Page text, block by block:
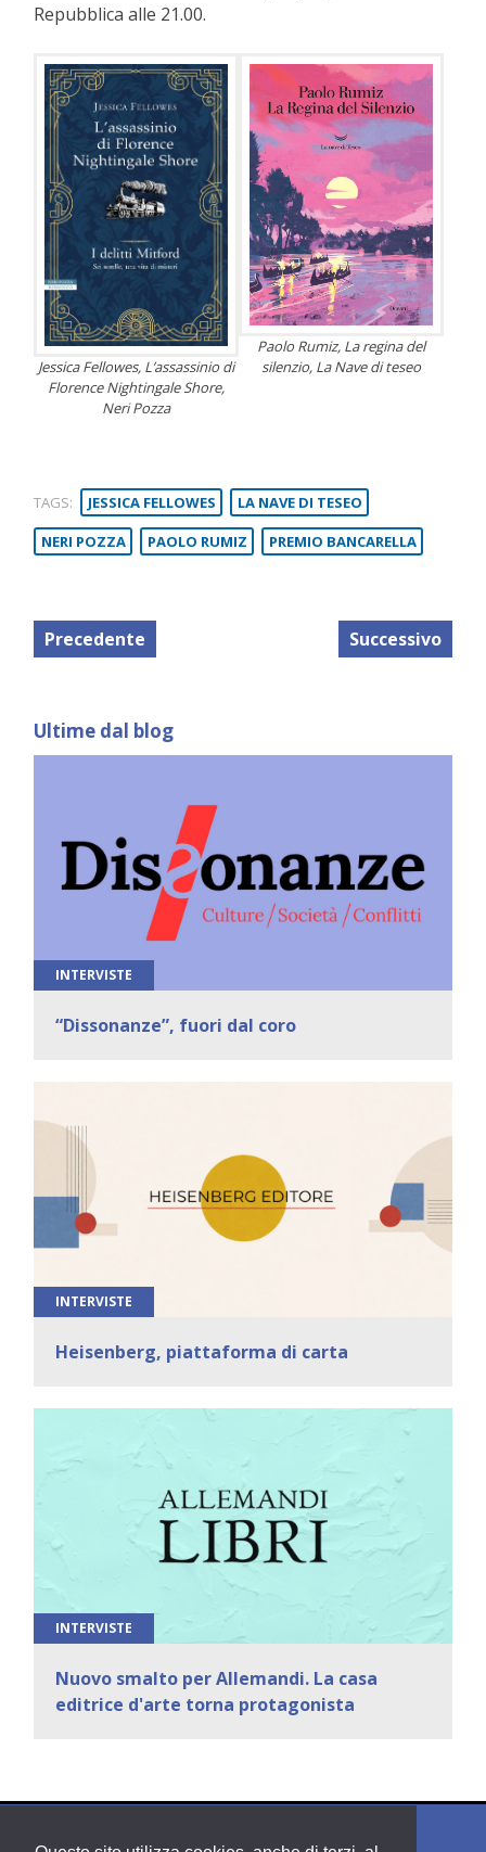
Repubblica alle 21.00.
Jessica Fellowes, L’assassinio di
Florence Nightingale Shore,
Neri Pozza
Paolo Rumiz, La regina del
silenzio, La Nave di teseo
TAGS: JESSICA FELLOWES
LA NAVE DI TESEO
NERI POZZA
PAOLO RUMIZ PREMIO BANCARELLA
Precedente Successivo
Ultime dal blog
INTERVISTE
“Dissonanze”, fuori dal coro
INTERVISTE
Heisenberg, piattaforma di carta
INTERVISTE
Nuovo smalto per Allemandi. La casa
editrice d'arte torna protagonista